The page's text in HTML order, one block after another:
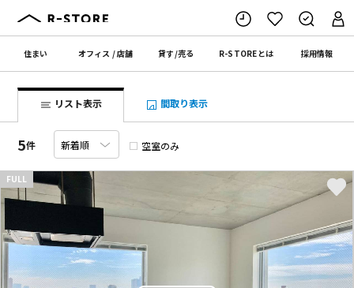
住まい オフィス /店舗 貸す/売る R-STOREとは 採用情報
リスト表示 間取り表示
5件 空室のみ
FULL